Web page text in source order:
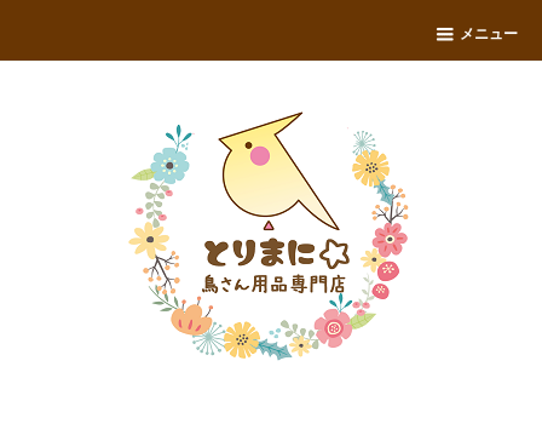
メニュー